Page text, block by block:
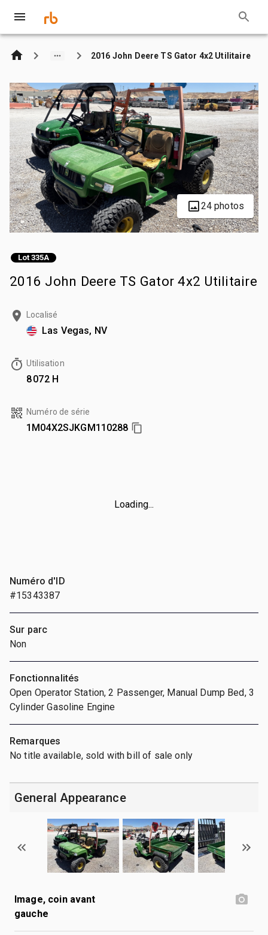
2016 John Deere TS Gator 4x2 Utilitaire
24 photos
Lot 335A
2016 John Deere TS Gator 4x2 Utilitaire
Localisé
Las Vegas, NV
Utilisation
8 072 H
Numéro de série
1M04X2SJKGM110288
Loading...
Numéro d'ID
#15343387
Sur parc
Non
Fonctionnalités
Open Operator Station, 2 Passenger, Manual Dump Bed, 3
Cylinder Gasoline Engine
Remarques
No title available, sold with bill of sale only
General Appearance
Image, coin avant
gauche